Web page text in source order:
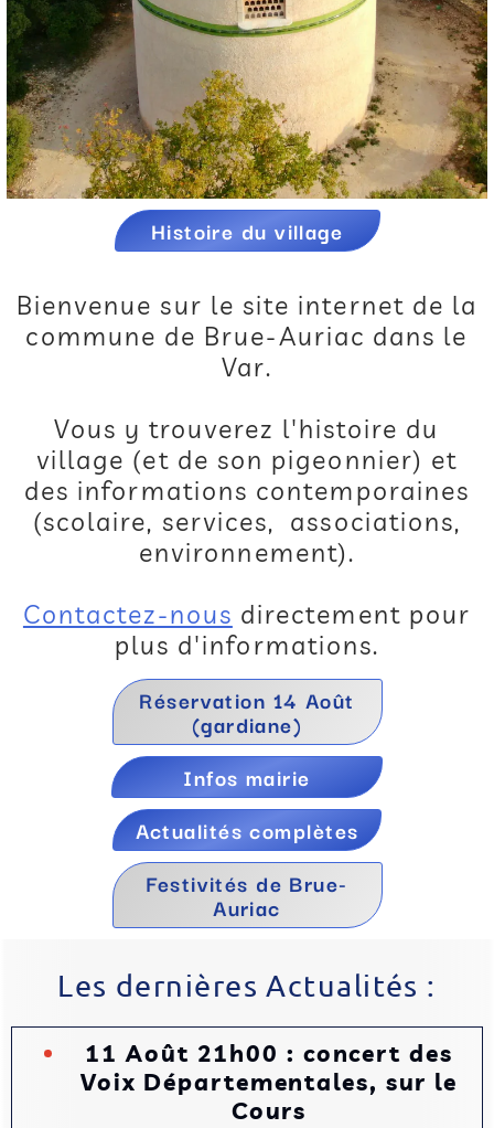
Histoire du village
Bienvenue sur le site internet de la
commune de Brue-Auriac dans le
Var.
Vous y trouverez l'histoire du
village (et de son pigeonnier) et
des informations contemporaines
(scolaire, services, associations,
environnement).
Contactez-nous directement pour
plus d'informations.
Réservation 14 Août
(gardiane)
Infos mairie
Actualités complètes
Festivités de Brue-
Auriac
Les dernières Actualités :
11 Août 21h00 : concert des
Voix Départementales, sur le
Cours